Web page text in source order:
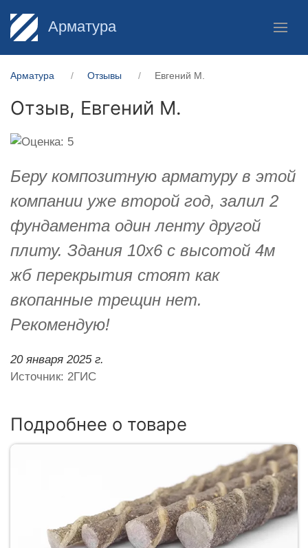
Арматура
Арматура Отзывы ​Евгений М.
Отзыв, ​Евгений М.
Беру композитную арматуру в этой
компании уже второй год, залил 2
фундамента один ленту другой
плиту. Здания 10х6 с высотой 4м
жб перекрытия стоят как
вкопанные трещин нет.
Рекомендую!
20 января 2025 г.
Источник: 2ГИС
Подробнее о товаре